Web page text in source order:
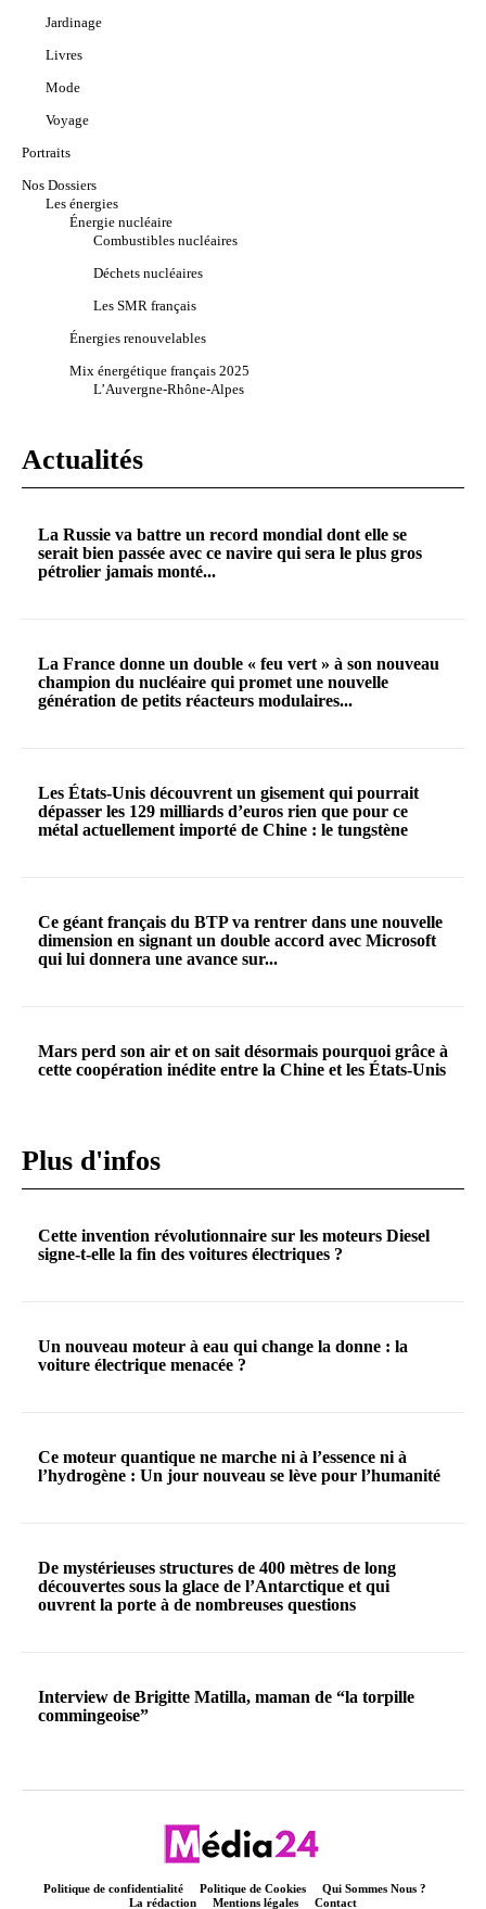
Jardinage
Livres
Mode
Voyage
Portraits
Nos Dossiers
Les énergies
Énergie nucléaire
Combustibles nucléaires
Déchets nucléaires
Les SMR français
Énergies renouvelables
Mix énergétique français 2025
L’Auvergne-Rhône-Alpes
Actualités
La Russie va battre un record mondial dont elle se
serait bien passée avec ce navire qui sera le plus gros
pétrolier jamais monté...
La France donne un double « feu vert » à son nouveau
champion du nucléaire qui promet une nouvelle
génération de petits réacteurs modulaires...
Les États-Unis découvrent un gisement qui pourrait
dépasser les 129 milliards d’euros rien que pour ce
métal actuellement importé de Chine : le tungstène
Ce géant français du BTP va rentrer dans une nouvelle
dimension en signant un double accord avec Microsoft
qui lui donnera une avance sur...
Mars perd son air et on sait désormais pourquoi grâce à
cette coopération inédite entre la Chine et les États-Unis
Plus d'infos
Cette invention révolutionnaire sur les moteurs Diesel
signe-t-elle la fin des voitures électriques ?
Un nouveau moteur à eau qui change la donne : la
voiture électrique menacée ?
Ce moteur quantique ne marche ni à l’essence ni à
l’hydrogène : Un jour nouveau se lève pour l’humanité
De mystérieuses structures de 400 mètres de long
découvertes sous la glace de l’Antarctique et qui
ouvrent la porte à de nombreuses questions
Interview de Brigitte Matilla, maman de “la torpille
commingeoise”
Politique de confidentialité Politique de Cookies
Qui Sommes Nous ?
La rédaction
Mentions légales Contact